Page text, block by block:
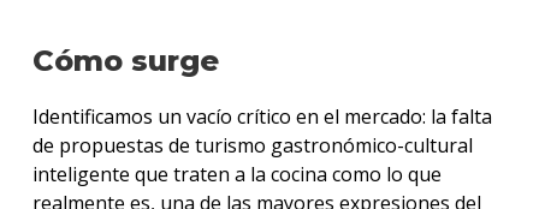
Cómo surge
Identificamos un vacío crítico en el mercado: la falta
de propuestas de turismo gastronómico-cultural
inteligente que traten a la cocina como lo que
realmente es, una de las mayores expresiones del